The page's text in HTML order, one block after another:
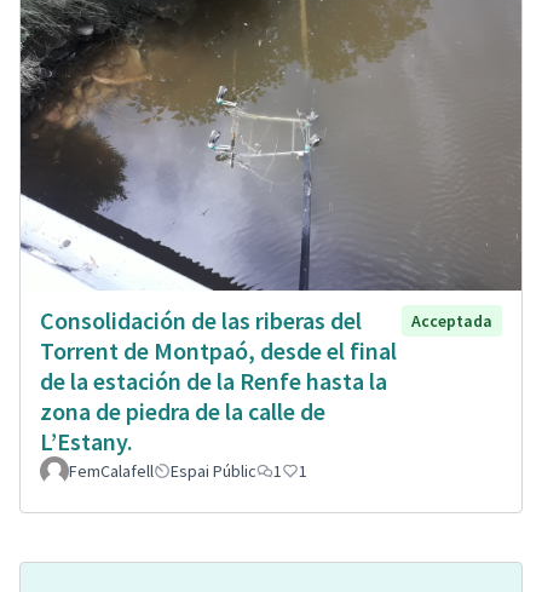
Consolidación de las riberas del
Torrent de Montpaó, desde el final
de la estación de la Renfe hasta la
zona de piedra de la calle de
L’Estany.
Acceptada
FemCalafell Espai Públic 1 1